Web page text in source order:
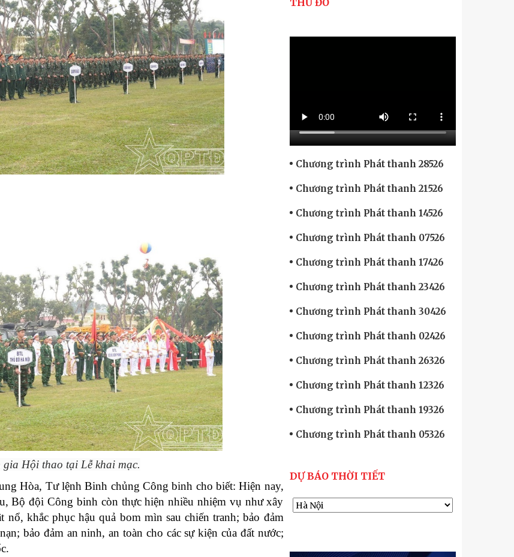
Hội thao tại Lễ khai mạc.
Hòa, Tư lệnh Binh chủng Công binh cho biết: Hiện nay,
Bộ đội Công binh còn thực hiện nhiều nhiệm vụ như xây
khắc phục hậu quả bom mìn sau chiến tranh; bảo đảm
bảo đảm an ninh, an toàn cho các sự kiện của đất nước;
THỦ ĐÔ
Chương trình Phát thanh 28526
Chương trình Phát thanh 21526
Chương trình Phát thanh 14526
Chương trình Phát thanh 07526
Chương trình Phát thanh 17426
Chương trình Phát thanh 23426
Chương trình Phát thanh 30426
Chương trình Phát thanh 02426
Chương trình Phát thanh 26326
Chương trình Phát thanh 12326
Chương trình Phát thanh 19326
Chương trình Phát thanh 05326
DỰ BÁO THỜI TIẾT